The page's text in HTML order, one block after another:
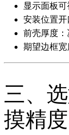
显示面板
安装位置
前壳厚度
期望边框
三、
摸精度